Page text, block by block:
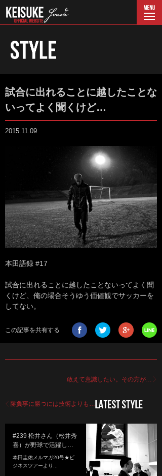
試合に出れることに越したことな
いってよく聞くけど…
2015.11.09
本田語録 #17
試合に出れることに越したことないってよく聞
くけど、俺の場合そうゆう価値観でサッカーを
してない。
この記事を共有する
敢えて意識したい。その方が…
勝負事に勝つには技術よりも…
#239 松井さん（松井秀
喜）が野球で活躍し…
本田圭佑メルマガ20号★ビ
ジネスツアーより...